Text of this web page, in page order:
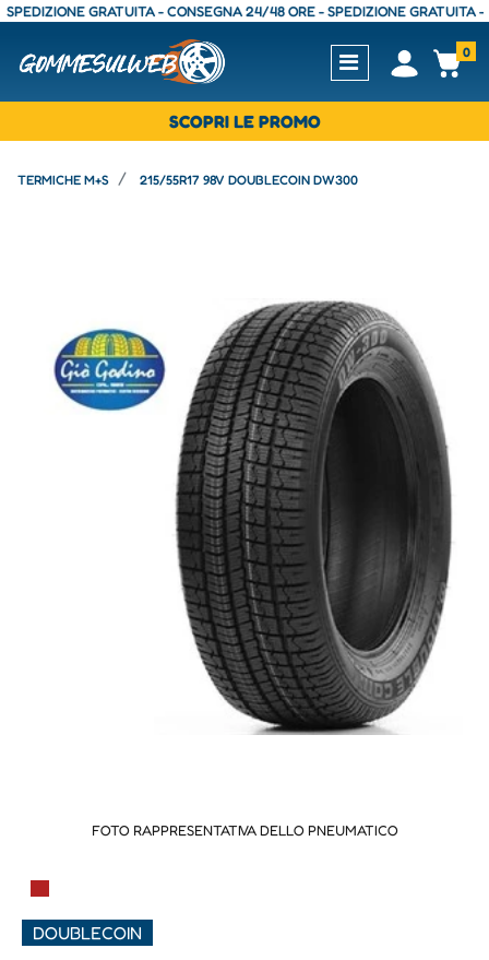
GRATUITA - CONSEGNA 24/48 ORE - SPEDIZIONE GRATUITA -
Open0
SCOPRI LE PROMO
TERMICHE M+S 215/55R17 98V DOUBLECOIN DW300
FOTO RAPPRESENTATIVA DELLO PNEUMATICO
▀
DOUBLECOIN